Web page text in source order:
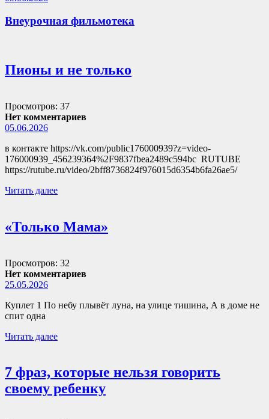
Внеурочная фильмотека
Пионы и не только
Просмотров: 37
Нет комментариев
05.06.2026
в контакте https://vk.com/public176000939?z=video-
176000939_456239364%2F9837fbea2489c594bc RUTUBE
https://rutube.ru/video/2bff8736824f976015d6354b6fa26ae5/
Читать далее
«Только Мама»
Просмотров: 32
Нет комментариев
25.05.2026
Куплет 1 По небу плывёт луна, на улице тишина, А в доме не
спит одна
Читать далее
7 фраз, которые нельзя говорить
своему ребенку